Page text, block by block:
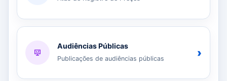
Audiências Públicas
Publicações de audiências públicas ›